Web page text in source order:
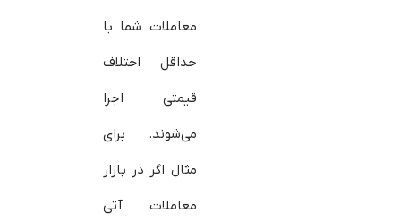
معاملات شما با
حداقل اختلاف
قیمتی اجرا
می‌شوند. برای
مثال اگر در بازار
معاملات آتی